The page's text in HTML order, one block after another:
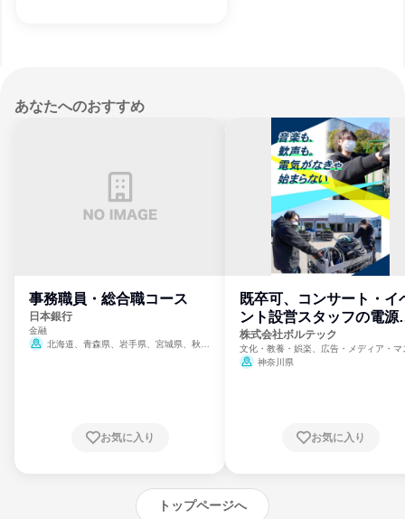
あなたへのおすすめ
事務職員・総合職コース
日本銀行
金融
北海道、青森県、岩手県、宮城県、秋田
崎県、熊本県、大分県、宮崎県、鹿児島県、
お気に入り
既卒可、コンサート・イ
ント設営スタッフの電源
門
株式会社ボルテック
文化・教養・娯楽、広告・メディア・マ
ミ、電力・ガス・水道・エネルギー
神奈川県
お気に入り
トップページへ